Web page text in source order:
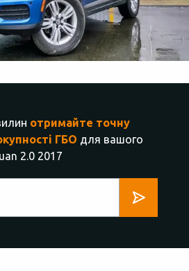
отримайте точну
ГБО для вашого
2.0 2017